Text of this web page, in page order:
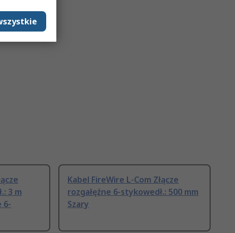
3 m
6-
Kabel FireWire L-Com Złącze
rozgałęźne 6-stykowedł.: 500 mm
Szary